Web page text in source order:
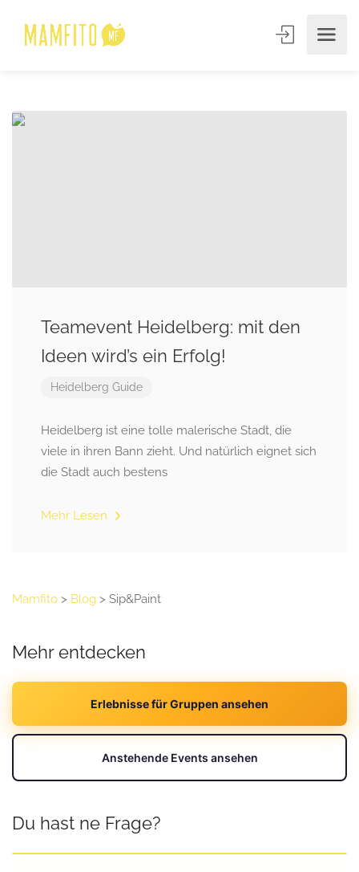
Teamevent Heidelberg: mit den
Ideen wird’s ein Erfolg!
Heidelberg Guide
Heidelberg ist eine tolle malerische Stadt, die
viele in ihren Bann zieht. Und natürlich eignet sich
die Stadt auch bestens
Mehr Lesen
Mamfito > Blog > Sip&Paint
Mehr entdecken
Erlebnisse für Gruppen ansehen
Anstehende Events ansehen
Du hast ne Frage?